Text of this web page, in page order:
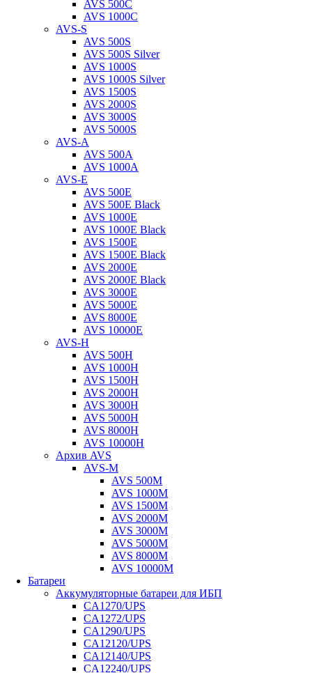
AVS 500C
AVS 1000C
AVS-S
AVS 500S
AVS 500S Silver
AVS 1000S
AVS 1000S Silver
AVS 1500S
AVS 2000S
AVS 3000S
AVS 5000S
AVS-A
AVS 500A
AVS 1000A
AVS-E
AVS 500E
AVS 500E Black
AVS 1000E
AVS 1000E Black
AVS 1500E
AVS 1500E Black
AVS 2000E
AVS 2000E Black
AVS 3000E
AVS 5000E
AVS 8000E
AVS 10000E
AVS-H
AVS 500H
AVS 1000H
AVS 1500H
AVS 2000H
AVS 3000H
AVS 5000H
AVS 8000H
AVS 10000H
Архив AVS
AVS-M
AVS 500M
AVS 1000M
AVS 1500M
AVS 2000M
AVS 3000M
AVS 5000M
AVS 8000M
AVS 10000M
Батареи
Аккумуляторные батареи для ИБП
CA1270/UPS
CA1272/UPS
CA1290/UPS
CA12120/UPS
CA12140/UPS
CA12240/UPS